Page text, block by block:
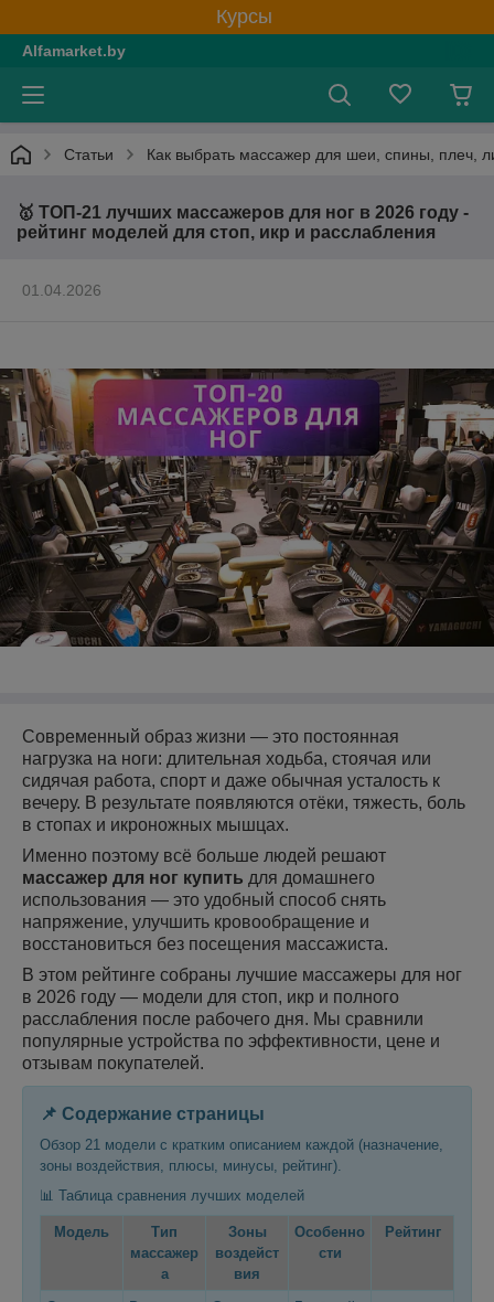
Курсы
Alfamarket.by
Статьи Как выбрать массажер для шеи, спины, плеч,
🥇 ТОП-21 лучших массажеров для ног в 2026 году -
рейтинг моделей для стоп, икр и расслабления
01.04.2026
Современный образ жизни — это постоянная
нагрузка на ноги: длительная ходьба, стоячая или
сидячая работа, спорт и даже обычная усталость к
вечеру. В результате появляются отёки, тяжесть, боль
в стопах и икроножных мышцах.
Именно поэтому всё больше людей решают
массажер для ног купить для домашнего
использования — это удобный способ снять
напряжение, улучшить кровообращение и
восстановиться без посещения массажиста.
В этом рейтинге собраны лучшие массажеры для ног
в 2026 году — модели для стоп, икр и полного
расслабления после рабочего дня. Мы сравнили
популярные устройства по эффективности, цене и
отзывам покупателей.
📌 Содержание страницы
Обзор 21 модели с кратким описанием каждой (назначение,
зоны воздействия, плюсы, минусы, рейтинг).
📊 Таблица сравнения лучших моделей
Модель
Тип
массажер
а
Зоны
воздейст
вия
Особенно
сти
Рейтинг